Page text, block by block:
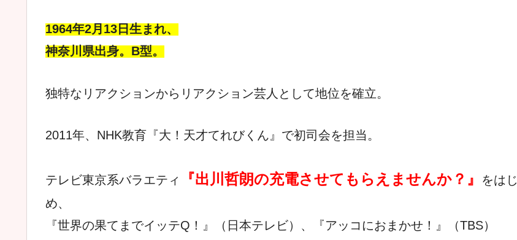
1964年2月13日生まれ、
神奈川県出身。 B型。
独特なリアクションからリアクション芸人として地位を確立。
2011年、NHK教育『大！天才てれびくん』で初司会を担当。
テレビ東京系バラエティ 『出川哲朗の充電させてもらえませんか？』
をはじ
め、
『世界の果てまでイッテQ！』（日本テレビ）、『アッコにおまかせ！』（TBS）